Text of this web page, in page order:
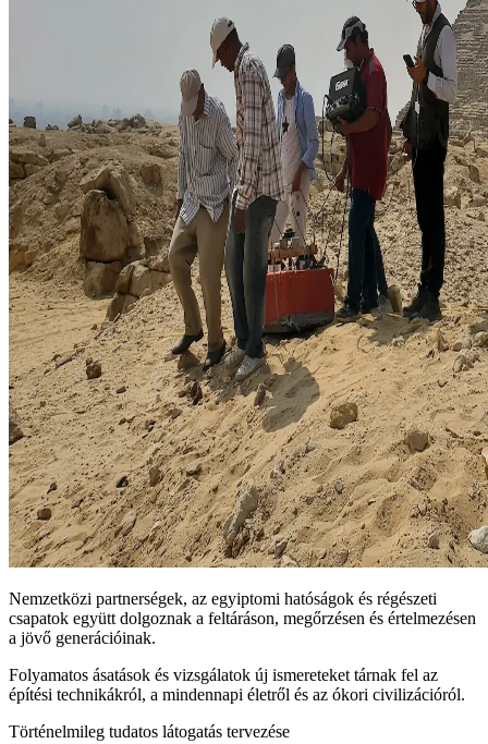
Nemzetközi partnerségek, az egyiptomi hatóságok és régészeti
csapatok együtt dolgoznak a feltáráson, megőrzésen és értelmezésen
a jövő generációinak.
Folyamatos ásatások és vizsgálatok új ismereteket tárnak fel az
építési technikákról, a mindennapi életről és az ókori civilizációról.
Történelmileg tudatos látogatás tervezése